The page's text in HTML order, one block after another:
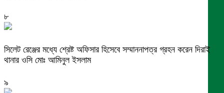
৮
সিলেট রেঞ্জের মধ্যে শ্রেষ্ট অফিসার হিসেবে সম্মাননাপত্র গ্রহন করেন দিরাই
থানার ওসি মোঃ আমিনুল ইসলাম
৯